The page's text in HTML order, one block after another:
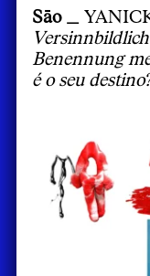
Sāo _
Benennung
é o seu